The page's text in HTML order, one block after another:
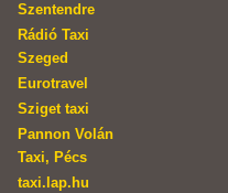
Szentendre
Rádió Taxi
Szeged
Eurotravel
Sziget taxi
Pannon Volán
Taxi, Pécs
taxi.lap.hu